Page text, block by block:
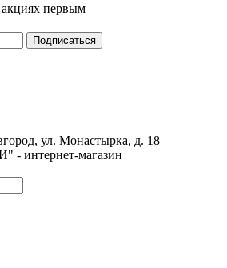
акциях первым
ул. Монастырка, д. 18
интернет-магазин